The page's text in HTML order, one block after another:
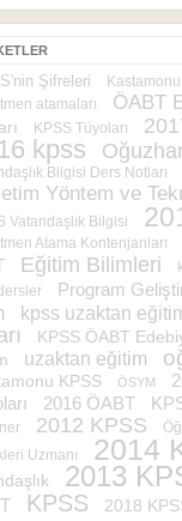
Şifreleri
atamaları ÖABT
KPSS Tüyoları
kpss
Bilgisi Ders Notları
Yöntem ve
Vatandaşlık Bilgisi
Atama Kontenjanları
Eğitim Bilimleri
Program
kpss uzaktan
KPSS ÖABT
uzaktan eğitim
KPSS ÖSYM
2016 ÖABT
2012 KPSS
Uzmanı
2014
2013
KPSS 2018